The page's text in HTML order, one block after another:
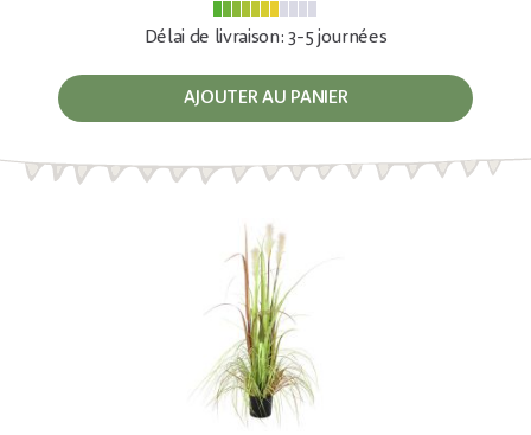
Délai de livraison: 3-5 journées
AJOUTER AU PANIER